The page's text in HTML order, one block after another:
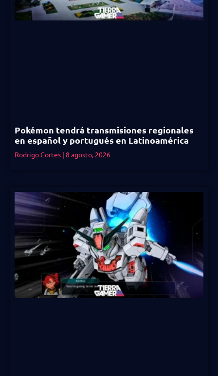
Pokémon tendrá transmisiones regionales
en español y portugués en Latinoamérica
Rodrigo Cortes 8 agosto, 2026